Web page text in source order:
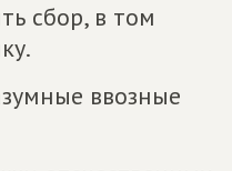
сбор, в том
ввозные